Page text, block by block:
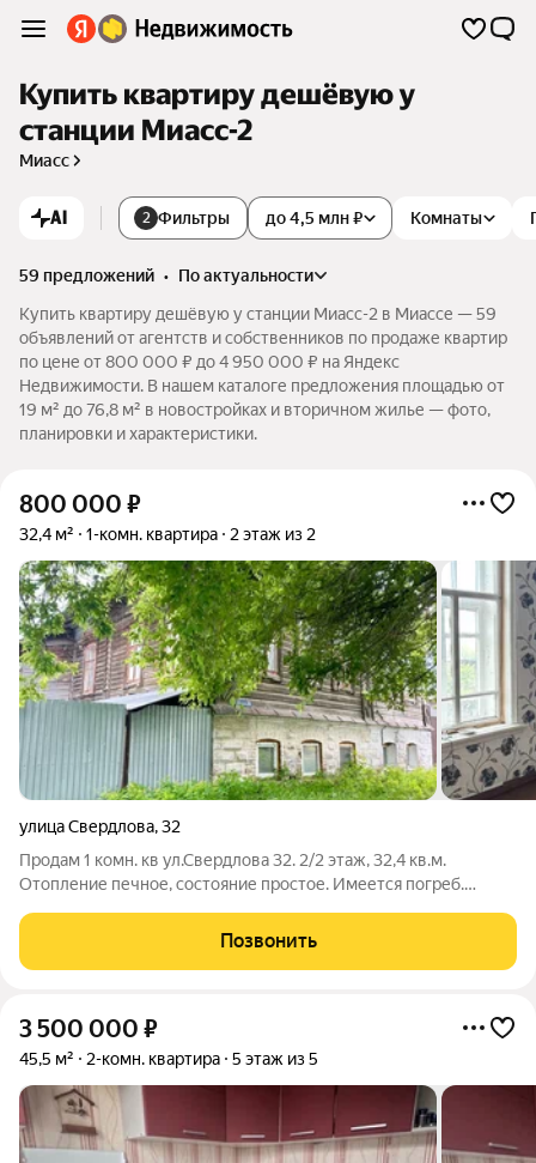
Купить квартиру дешёвую у
станции Миасс-2
Миасс
AI 2 Фильтры Комнаты
до 4,5 млн ₽
59 предложений •
по актуальности
Купить квартиру дешёвую у станции Миасс-2 в Миассе — 59
объявлений от агентств и собственников по продаже квартир
по цене от 800 000 ₽ до 4 950 000 ₽ на Яндекс
Недвижимости. В нашем каталоге предложения площадью от
19 м² до 76,8 м² в новостройках и вторичном жилье — фото,
планировки и характеристики.
800 000 ₽
32,4 м² 1-комн. квартира 2 этаж из 2
улица Свердлова,32
Продам 1 комн. кв ул.Свердлова 32. 2/2 этаж, 32,4 кв.м.
Отопление печное, состояние простое. Имеется погреб.
Развитая инфраструктура, центр старой части, всё в шаговой
доступности Один
Позвонить
3 500 000 ₽
45,5 м² 2-комн. квартира 5 этаж из 5